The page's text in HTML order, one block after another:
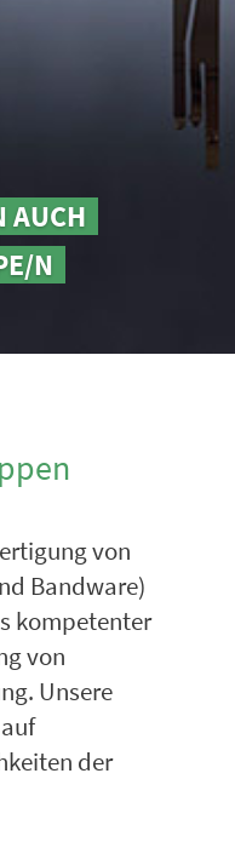
AUCH
N
von
Bandware)
kompetenter
von
Unsere
der